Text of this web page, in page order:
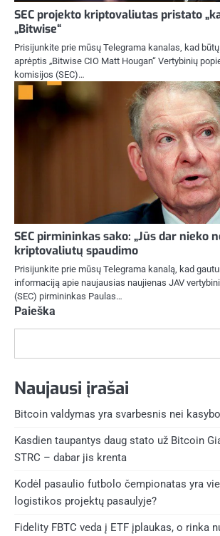
SEC projekto kriptovaliutas pristato
„Bitwise“
Prisijunkite prie mūsų Telegrama kanalas, kad
aprėptis „Bitwise CIO Matt Hougan“ Vertybinių
komisijos (SEC)…
SEC pirmininkas sako: „Jūs dar nieko
kriptovaliutų spaudimo
Prisijunkite prie mūsų Telegrama kanalą, kad
informaciją apie naujausias naujienas JAV
(SEC) pirmininkas Paulas…
Paieška
Naujausi įrašai
Bitcoin valdymas yra svarbesnis nei
Kasdien taupantys daug stato už Bitcoin
STRC – dabar jis krenta
Kodėl pasaulio futbolo čempionatas yra
logistikos projektų pasaulyje?
Fidelity FBTC veda į ETF įplaukas, o rinka